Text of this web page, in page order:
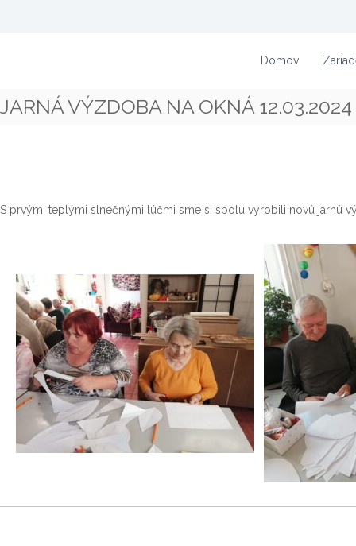
Domov
JARNÁ VÝZDOBA NA OKNÁ 12.03.2024
S prvými teplými slnečnými lúčmi sme si spolu vyrobili novú jarnú